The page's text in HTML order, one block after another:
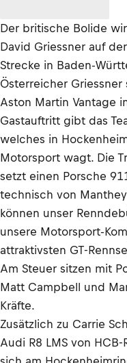
Der britische Bolide
David Griessner auf
Strecke in Baden-
Österreicher
Aston Martin Vantage
Gastauftritt gibt das
welches in
Motorsport wagt. Die
setzt einen Porsche
technisch von
können unser
unsere Motorsport-
attraktivsten GT-
Am Steuer sitzen mit
Matt Campbell und
Kräfte.
Zusätzlich zu Carrie
Audi R8 LMS von